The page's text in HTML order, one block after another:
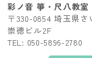
彩ノ音 箏・尺八教室
〒330-0854 埼玉県
崇徳ビル2F
TEL: 050-5896-2780